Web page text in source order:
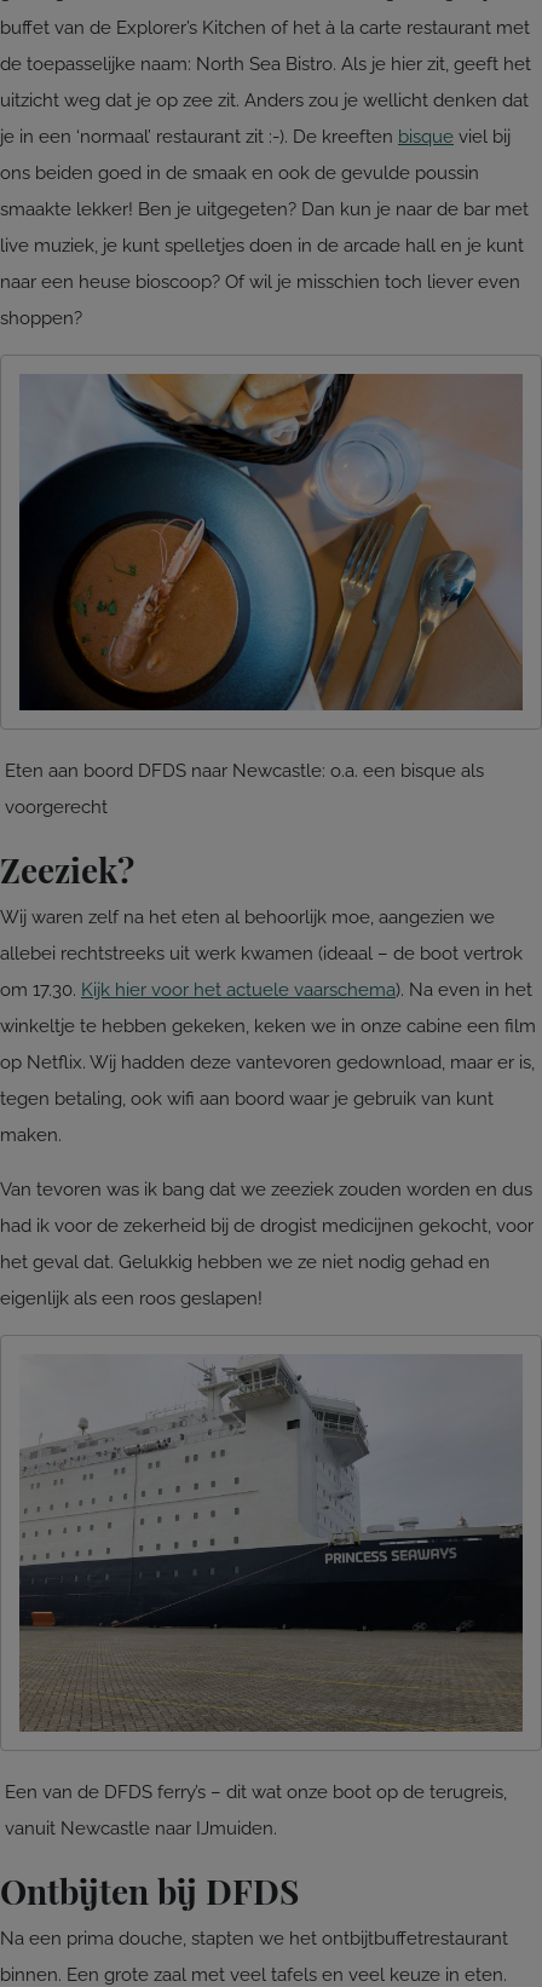
buffet van de Explorer’s Kitchen of het à la carte restaurant met
de toepasselijke naam: North Sea Bistro. Als je hier zit, geeft het
uitzicht weg dat je op zee zit. Anders zou je wellicht denken dat
je in een ‘normaal’ restaurant zit :-). De kreeften bisque viel bij
ons beiden goed in de smaak en ook de gevulde poussin
smaakte lekker! Ben je uitgegeten? Dan kun je naar de bar met
live muziek, je kunt spelletjes doen in de arcade hall en je kunt
naar een heuse bioscoop? Of wil je misschien toch liever even
shoppen?
Eten aan boord DFDS naar Newcastle: o.a. een bisque als
voorgerecht
Zeeziek?
Wij waren zelf na het eten al behoorlijk moe, aangezien we
allebei rechtstreeks uit werk kwamen (ideaal – de boot vertrok
om 17.30. Kijk hier voor het actuele vaarschema). Na even in het
winkeltje te hebben gekeken, keken we in onze cabine een film
op Netflix. Wij hadden deze vantevoren gedownload, maar er is,
tegen betaling, ook wifi aan boord waar je gebruik van kunt
maken.
Van tevoren was ik bang dat we zeeziek zouden worden en dus
had ik voor de zekerheid bij de drogist medicijnen gekocht, voor
het geval dat. Gelukkig hebben we ze niet nodig gehad en
eigenlijk als een roos geslapen!
Een van de DFDS ferry’s – dit wat onze boot op de terugreis,
vanuit Newcastle naar IJmuiden.
Ontbijten bij DFDS
Na een prima douche, stapten we het ontbijtbuffetrestaurant
binnen. Een grote zaal met veel tafels en veel keuze in eten.